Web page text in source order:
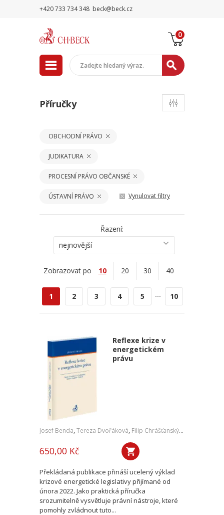
+420 733 734 348 beck@beck.cz
0
Příručky
OBCHODNÍ PRÁVO
JUDIKATURA
PROCESNÍ PRÁVO OBČANSKÉ
ÚSTAVNÍ PRÁVO Vynulovat filtry
Řazení:
nejnovější
Zobrazovat po 10 20 30 40
1 2 3 4 5 ... 10
Reflexe krize v
energetickém
právu
Josef Benda, Tereza Dvořáková, Filip Chrášťanský,Jan Kořán
650,00 Kč
Překládaná publikace přináší ucelený výklad
krizové energetické legislativy přijímané od
února 2022. Jako praktická příručka
srozumitelně vysvětluje právní nástroje, které
pomohly zvládnout tuto...